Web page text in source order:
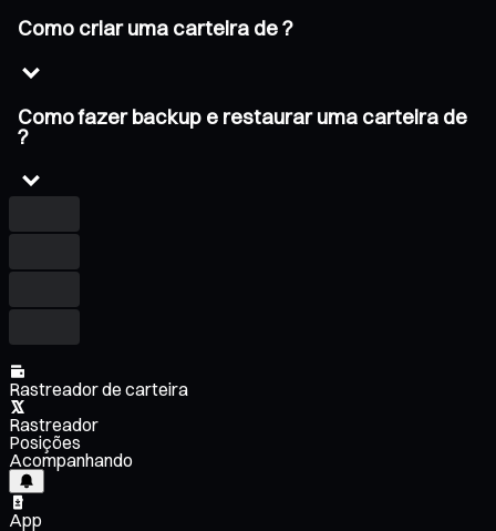
Como criar uma carteira de ?
Como fazer backup e restaurar uma carteira de
?
Rastreador de carteira
Rastreador
Posições
Acompanhando
App